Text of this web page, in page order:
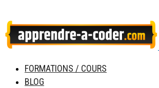
FORMATIONS / COURS
BLOG